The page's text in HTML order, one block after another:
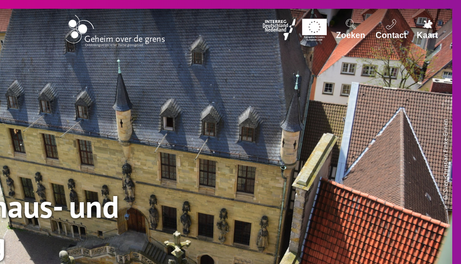
Zoeken Contact Kaart
© Sven-Christian Finke-Ennen
und